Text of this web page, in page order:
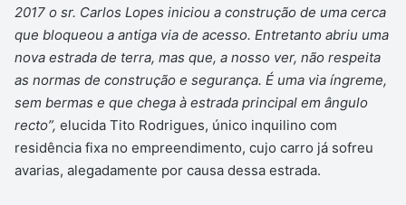
2017 o sr. Carlos Lopes iniciou a construção de uma cerca
que bloqueou a antiga via de acesso. Entretanto abriu uma
nova estrada de terra, mas que, a nosso ver, não respeita
as normas de construção e segurança. É uma via íngreme,
sem bermas e que chega à estrada principal em ângulo
recto”, elucida Tito Rodrigues, único inquilino com
residência fixa no empreendimento, cujo carro já sofreu
avarias, alegadamente por causa dessa estrada.